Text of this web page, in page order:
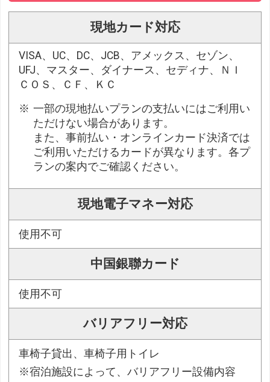
現地カード対応
VISA、UC、DC、JCB、アメックス、セゾン、
UFJ、マスター、ダイナース、セディナ、ＮＩ
ＣＯＳ、ＣＦ、ＫＣ
一部の現地払いプランの支払いにはご利用い
ただけない場合があります。
また、事前払い・オンラインカード決済では
ご利用いただけるカードが異なります。各プ
ランの案内でご確認ください。
現地電子マネー対応
使用不可
中国銀聯カード
使用不可
バリアフリー対応
車椅子貸出、車椅子用トイレ
※宿泊施設によって、バリアフリー設備内容